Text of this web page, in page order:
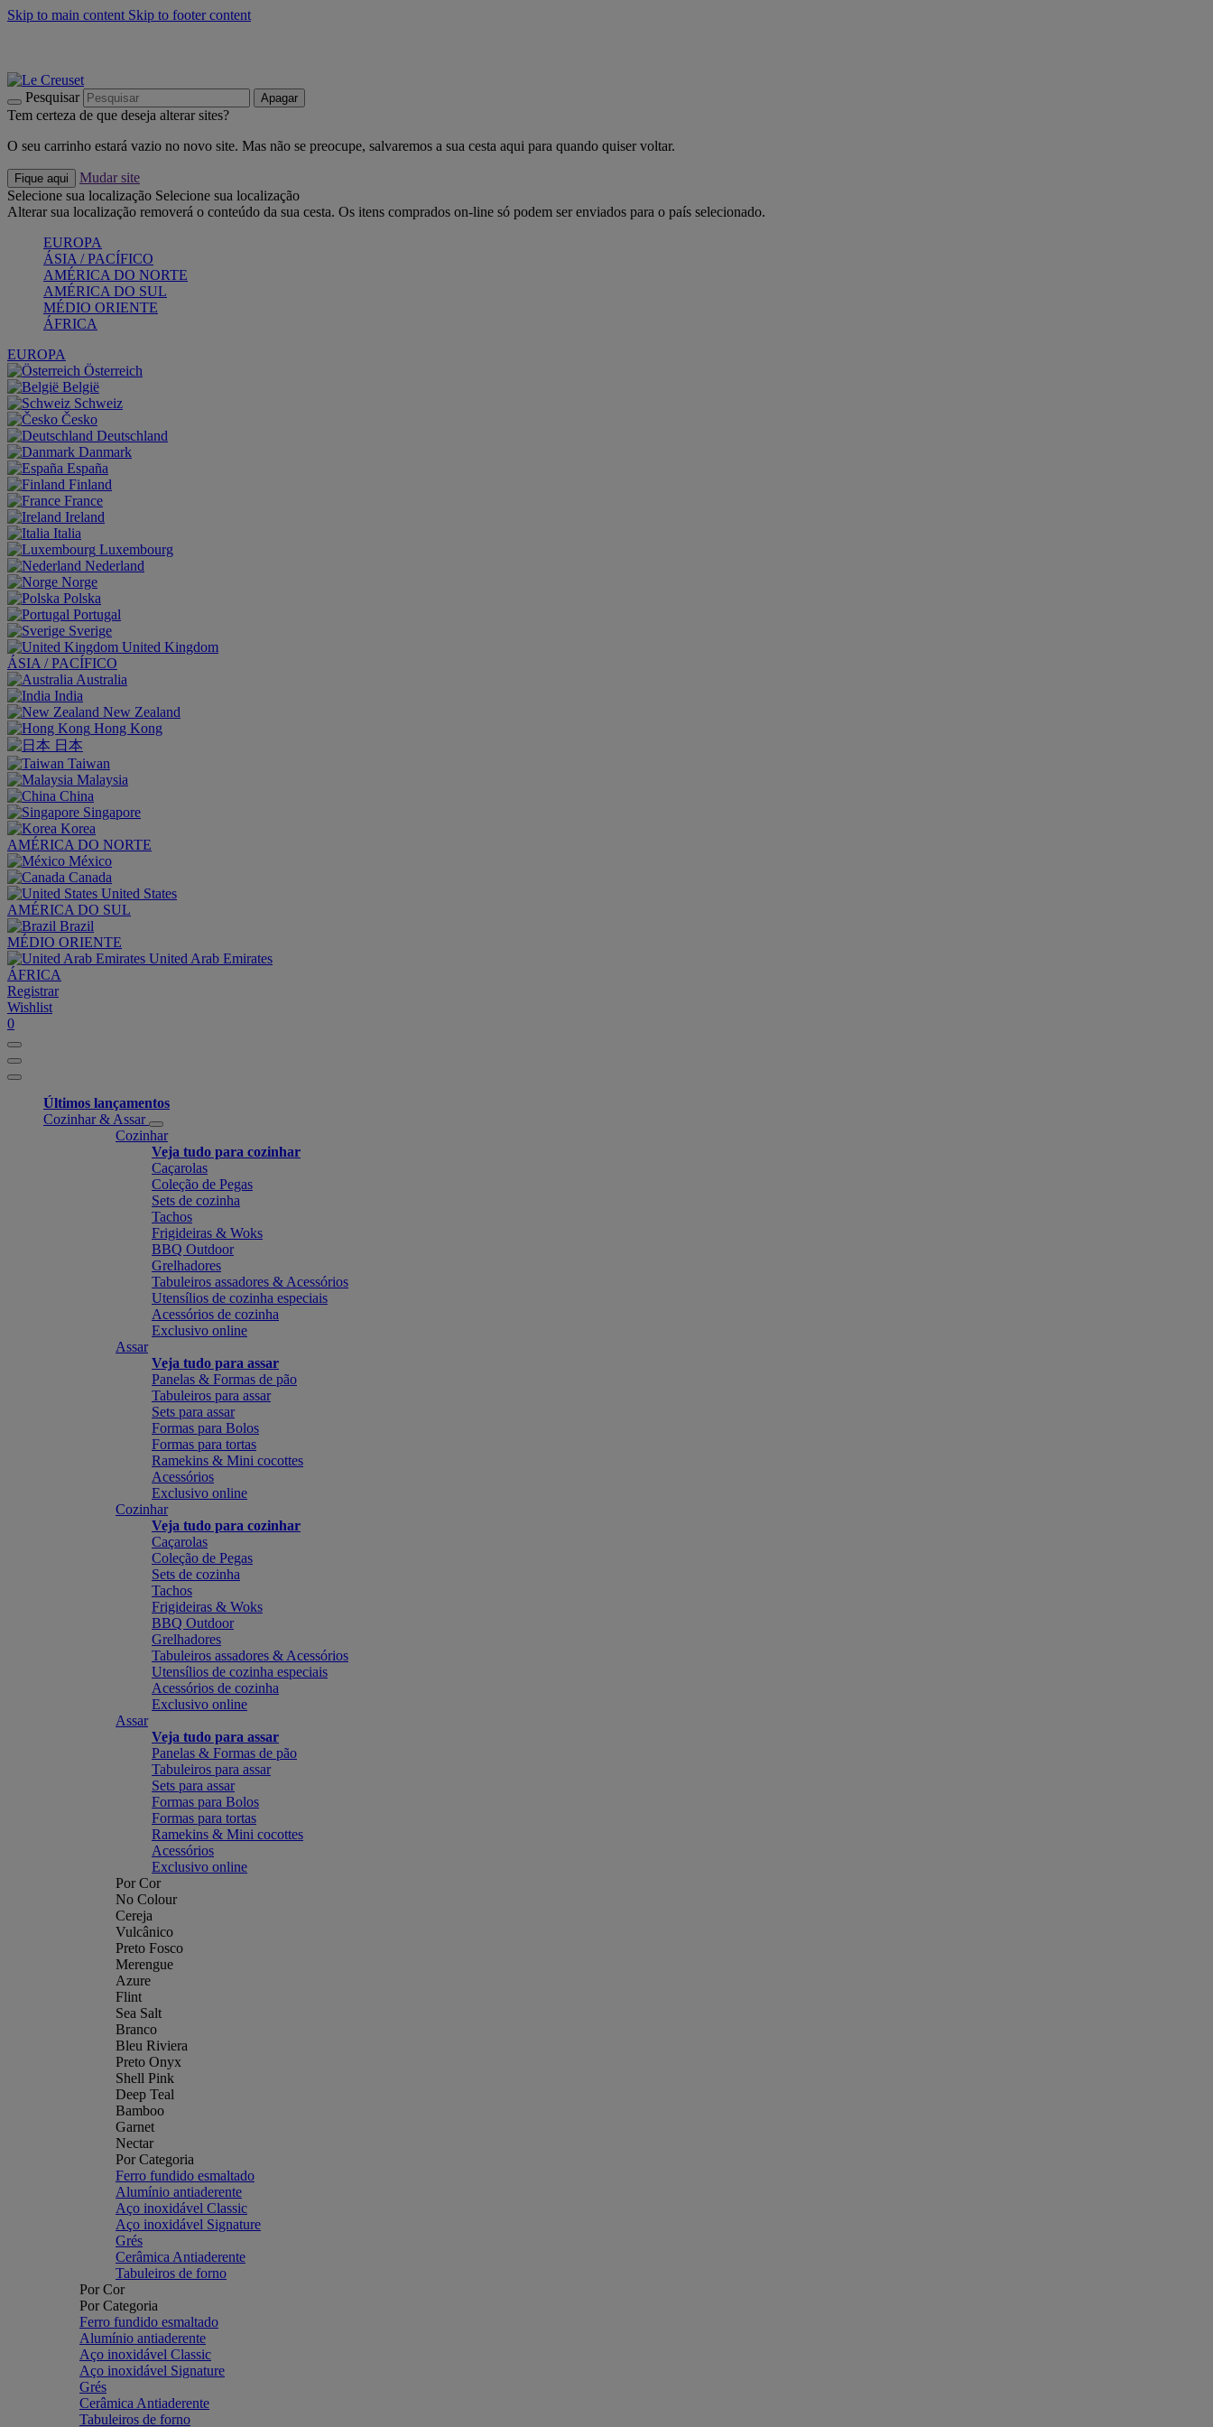
Skip to main content Skip to footer content
Pesquisar Apagar
Tem certeza de que deseja alterar sites?
O seu carrinho estará vazio no novo site. Mas não se preocupe, salvaremos a sua cesta aqui para quando quiser voltar.
Fique aqui
Mudar site
Selecione sua localização Selecione sua localização
Alterar sua localização removerá o conteúdo da sua cesta. Os itens comprados on-line só podem ser enviados para o país selecionado.
EUROPA
ÁSIA / PACÍFICO
AMÉRICA DO NORTE
AMÉRICA DO SUL
MÉDIO ORIENTE
ÁFRICA
EUROPA
Österreich
België
Schweiz
Česko
Deutschland
Danmark
España
Finland
France
Ireland
Italia
Luxembourg
Nederland
Norge
Polska
Portugal
Sverige
United Kingdom
ÁSIA / PACÍFICO
Australia
India
New Zealand
Hong Kong
日本
Taiwan
Malaysia
China
Singapore
Korea
AMÉRICA DO NORTE
México
Canada
United States
AMÉRICA DO SUL
Brazil
MÉDIO ORIENTE
United Arab Emirates
ÁFRICA
Registrar
Wishlist
0
Últimos lançamentos
Cozinhar & Assar
Cozinhar
Veja tudo para cozinhar
Caçarolas
Coleção de Pegas
Sets de cozinha
Tachos
Frigideiras & Woks
BBQ Outdoor
Grelhadores
Tabuleiros assadores & Acessórios
Utensílios de cozinha especiais
Acessórios de cozinha
Exclusivo online
Assar
Veja tudo para assar
Panelas & Formas de pão
Tabuleiros para assar
Sets para assar
Formas para Bolos
Formas para tortas
Ramekins & Mini cocottes
Acessórios
Exclusivo online
Cozinhar
Veja tudo para cozinhar
Caçarolas
Coleção de Pegas
Sets de cozinha
Tachos
Frigideiras & Woks
BBQ Outdoor
Grelhadores
Tabuleiros assadores & Acessórios
Utensílios de cozinha especiais
Acessórios de cozinha
Exclusivo online
Assar
Veja tudo para assar
Panelas & Formas de pão
Tabuleiros para assar
Sets para assar
Formas para Bolos
Formas para tortas
Ramekins & Mini cocottes
Acessórios
Exclusivo online
Por Cor
No Colour
Cereja
Vulcânico
Preto Fosco
Merengue
Azure
Flint
Sea Salt
Branco
Bleu Riviera
Preto Onyx
Shell Pink
Deep Teal
Bamboo
Garnet
Nectar
Por Categoria
Ferro fundido esmaltado
Alumínio antiaderente
Aço inoxidável Classic
Aço inoxidável Signature
Grés
Cerâmica Antiaderente
Tabuleiros de forno
Por Cor
Por Categoria
Ferro fundido esmaltado
Alumínio antiaderente
Aço inoxidável Classic
Aço inoxidável Signature
Grés
Cerâmica Antiaderente
Tabuleiros de forno